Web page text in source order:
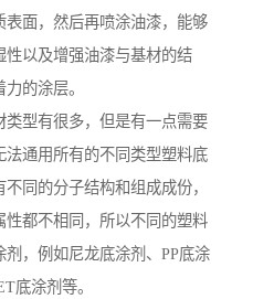
面，然后再喷涂油漆，能够
性以及增强油漆与基材的结
的涂层。
型有很多，但是有一点需要
法通用所有的不同类型塑料底
同的分子结构和组成成份，
性都不相同，所以不同的塑料
，例如尼龙底涂剂、PP底涂
底涂剂等。